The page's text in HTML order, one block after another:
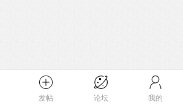
发帖 论坛 我的